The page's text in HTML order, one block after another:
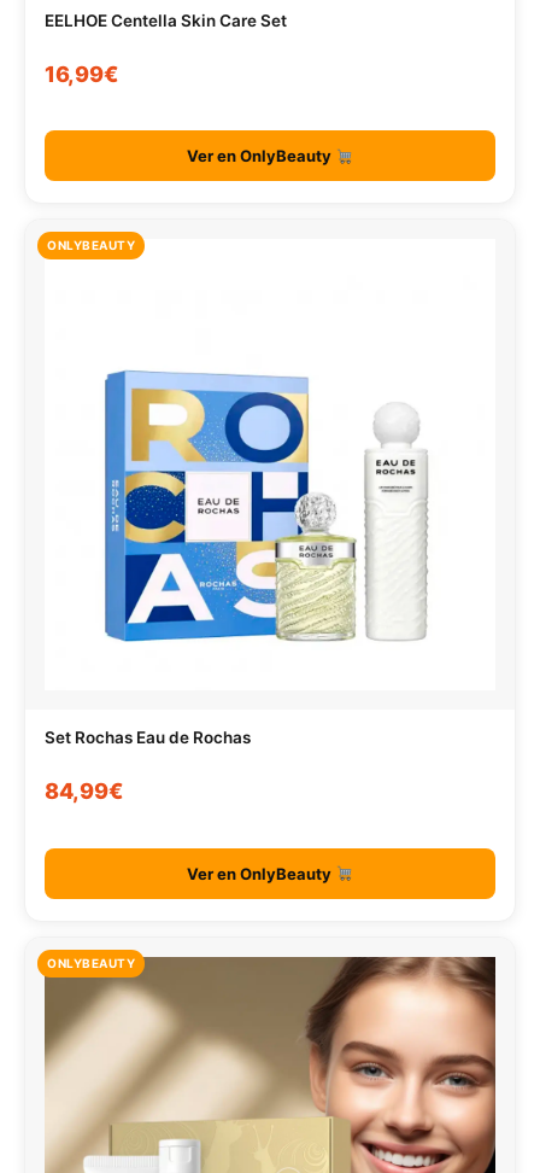
EELHOE Centella Skin Care Set
16,99€
Ver en OnlyBeauty
ONLYBEAUTY
Set Rochas Eau de Rochas
84,99€
Ver en OnlyBeauty
ONLYBEAUTY